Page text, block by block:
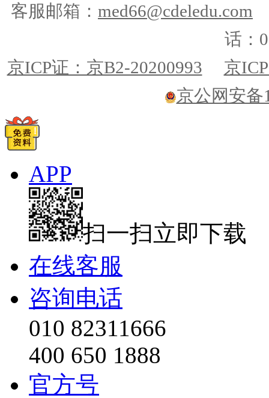
客服邮箱： med66@cdeledu.com
话：
京ICP证：京B2-20200993
京
京公网安备
APP
扫一扫立即下载
在线客服
咨询电话
010 82311666
400 650 1888
官方号